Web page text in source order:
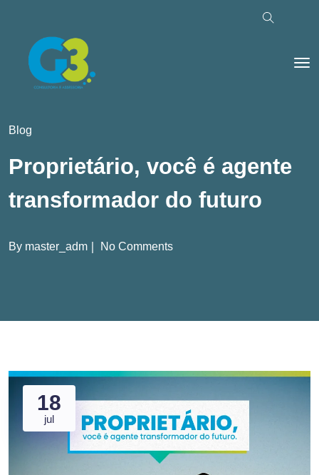
Blog
Proprietário, você é agente
transformador do futuro
By master_adm No Comments
18
jul